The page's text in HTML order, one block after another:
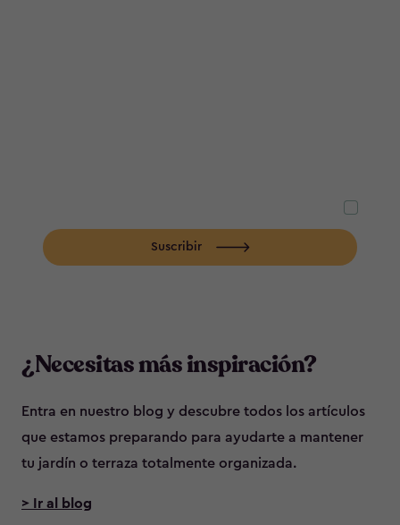
Suscribir
¿Necesitas más inspiración?
Entra en nuestro blog y descubre todos los artículos
que estamos preparando para ayudarte a mantener
tu jardín o terraza totalmente organizada.
> Ir al blog